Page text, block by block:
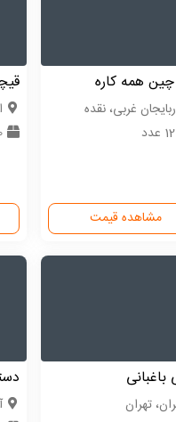
همه کاره
غربی، نقده
مشاهده قیمت
تهران